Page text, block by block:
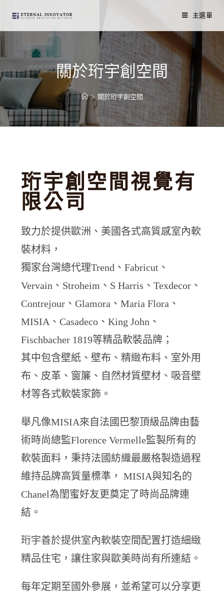
主選單
關於珩宇創空間
> 關於珩宇創空間
珩宇創空間視覺有
限公司
致力於提供歐洲、美國各式高質感室內軟
裝材料，
獨家台灣總代理Trend、Fabricut、
Vervain、Stroheim、S Harris、Texdecor、
Contrejour、Glamora、Maria Flora、
MISIA、Casadeco、King John、
Fischbacher 1819等精品軟裝品牌；
其中包含壁紙、壁布、精緻布料、室外用
布、皮革、窗簾、自然材質壁材、吸音壁
材等各式軟裝家飾。
舉凡像MISIA來自法國巴黎頂級品牌由藝
術時尚總監Florence Vermelle監製所有的
軟裝面料，秉持法國紡織最嚴格製造過程
維持品牌高質量標準， MISIA與知名的
Chanel為閨蜜好友更奠定了時尚品牌連
結。
珩宇善於提供室內軟裝空間配置打造細緻
精品住宅，讓住家與歐美時尚有所連結。
每年定期至國外參展，並希望可以分享更